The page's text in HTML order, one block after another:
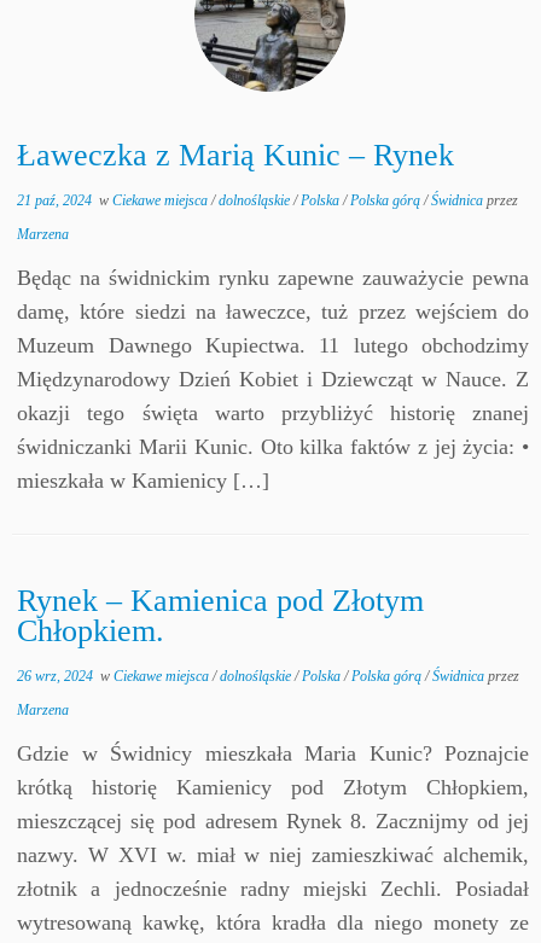
Ławeczka z Marią Kunic – Rynek
21 paź, 2024 wCiekawe miejsca/dolnośląskie/Polska/Polska górą/Świdnicaprzez
Marzena
Będąc na świdnickim rynku zapewne zauważycie pewna
damę, które siedzi na ławeczce, tuż przez wejściem do
Muzeum Dawnego Kupiectwa. 11 lutego obchodzimy
Międzynarodowy Dzień Kobiet i Dziewcząt w Nauce. Z
okazji tego święta warto przybliżyć historię znanej
świdniczanki Marii Kunic. Oto kilka faktów z jej życia: •
mieszkała w Kamienicy […]
Rynek – Kamienica pod Złotym
Chłopkiem.
26 wrz, 2024 wCiekawe miejsca/dolnośląskie/Polska/Polska górą/Świdnicaprzez
Marzena
Gdzie w Świdnicy mieszkała Maria Kunic? Poznajcie
krótką historię Kamienicy pod Złotym Chłopkiem,
mieszczącej się pod adresem Rynek 8. Zacznijmy od jej
nazwy. W XVI w. miał w niej zamieszkiwać alchemik,
złotnik a jednocześnie radny miejski Zechli. Posiadał
wytresowaną kawkę, która kradła dla niego monety ze